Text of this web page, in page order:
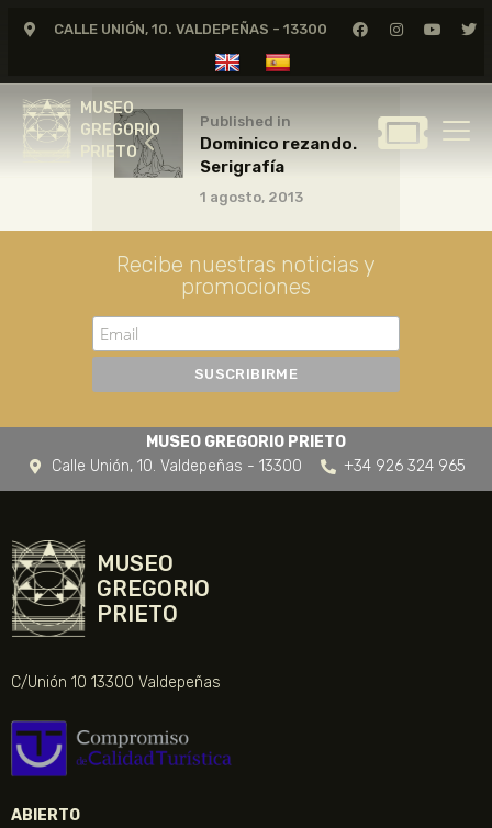
CALLE UNIÓN, 10. VALDEPEÑAS - 13300
MUSEO
GREGORIO
PRIETO
MUSEO
GREGORIO
GREGORIO PRIETO
CERTAMEN DE DIBUJO
FUNDACIÓN
TIENDA
NOTICIAS
Published in
Dominico rezando.
Serigrafía
1 agosto, 2013
Recibe nuestras noticias y
promociones
MUSEO GREGORIO PRIETO
Calle Unión, 10. Valdepeñas - 13300
+34 926 324 965
MUSEO
GREGORIO
PRIETO
C/Unión 10 13300 Valdepeñas
ABIERTO